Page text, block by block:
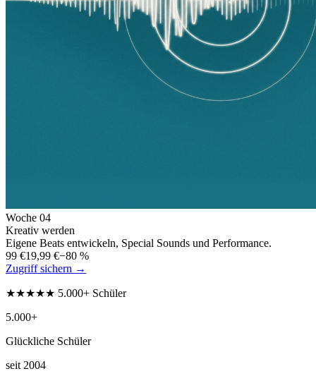
Woche 04
Kreativ werden
Eigene Beats entwickeln, Special Sounds und Performance.
99 €19,99 €−80 %
Zugriff sichern →
★★★★★ 5.000+ Schüler
5.000+
Glückliche Schüler
seit 2004